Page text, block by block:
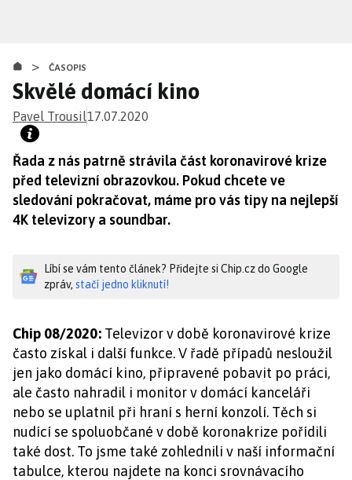
obsahu
> ČASOPIS
Skvělé domácí kino
Pavel Trousil17.07.2020
Řada z nás patrně strávila část koronavirové krize
před televizní obrazovkou. Pokud chcete ve
sledování pokračovat, máme pro vás tipy na nejlepší
4K televizory a soundbar.
Líbí se vám tento článek? Přidejte si Chip.cz do Google
zpráv, stačí jedno kliknutí!
Chip 08/2020: Televizor v době koronavirové krize
často získal i další funkce. V řadě případů nesloužil
jen jako domácí kino, připravené pobavit po práci,
ale často nahradil i monitor v domácí kanceláři
nebo se uplatnil při hraní s herní konzolí. Těch si
nudící se spoluobčané v době koronakrize pořídili
také dost. To jsme také zohlednili v naší informační
tabulce, kterou najdete na konci srovnávacího